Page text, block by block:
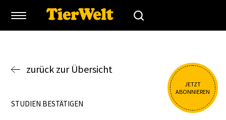
JETZT
ABONNIEREN
zurück zur Übersicht
STUDIEN BESTÄTIGEN